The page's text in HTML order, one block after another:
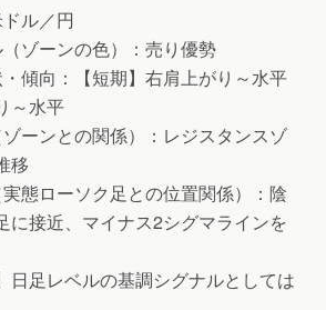
ドル／円
（ゾーンの色）：売り優勢
・傾向：【短期】右肩上がり～水平
～水平
ゾーンとの関係）：レジスタンスゾ
移
実態ローソク足との位置関係）：陰
に接近、マイナス2シグマラインを
日足レベルの基調シグナルとしては